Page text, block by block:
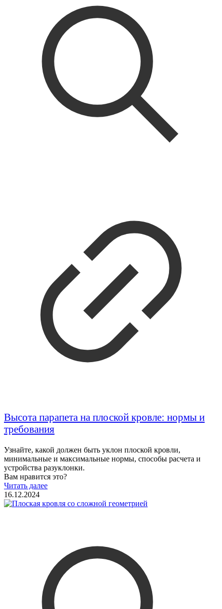
Высота парапета на плоской кровле: нормы и
требования
Узнайте, какой должен быть уклон плоской кровли,
минимальные и максимальные нормы, способы расчета и
устройства разуклонки.
Вам нравится это?
Читать далее
16.12.2024